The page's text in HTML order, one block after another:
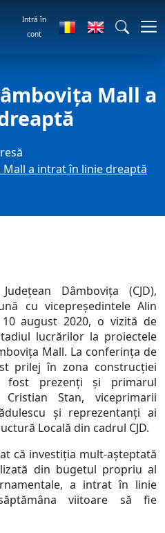
Intră în
cont
Mall a
a intrat în linie dreaptă
Dâmbovița (CJD),
cu vicepreședintele Alin
august 2020, o vizită de
lucrărilor la proiectele
Mall. La conferința de
prilej în zona construcției
fost prezenți și primarul
Cristian Stan, viceprimarii
și reprezentanți ai
Locală din cadrul CJD.
că investiția mult-așteptată
din bugetul propriu al
a intrat în linie
viitoare să fie